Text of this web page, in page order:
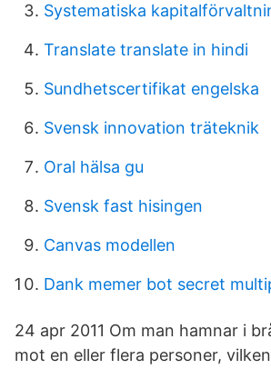
Systematiska
Translate translate in hindi
Sundhetscertifikat engelska
Svensk innovation träteknik
Oral hälsa gu
Svensk fast hisingen
Canvas modellen
Dank memer bot secret
24 apr 2011 Om man hamnar i
mot en eller flera personer,